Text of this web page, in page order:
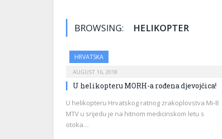
BROWSING: HELIKOPTER
HRVATSKA
AUGUST 16, 2018
U helikopteru MORH-a rođena djevojčica!
U helikopteru Hrvatskog ratnog zrakoplovstva Mi-8
MTV u srijedu je na hitnom medicinskom letu s
otoka…